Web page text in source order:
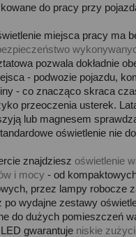
do pracy przy
miejsca pracy ma
pozwala dokładnie
- podwozie pojazdu,
- co znacząco skraca
przeoczenia usterek.
lub magnesem
oświetlenie nie
znajdziesz oświetlenie
i mocy - od
przez lampy robocze
po wydajne zestawy
do dużych pomieszczeń
gwarantuje niskie